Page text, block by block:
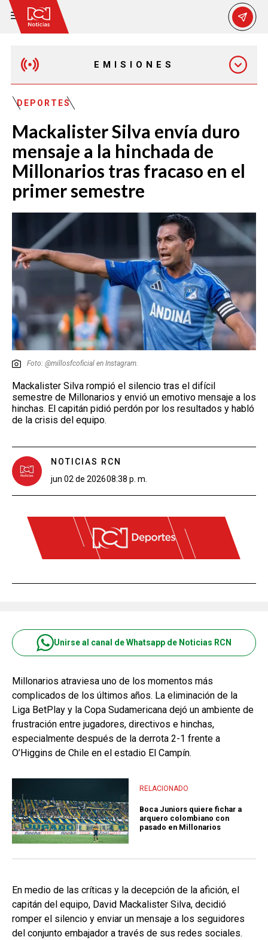
EMISIONES
EMISIÓN 7:00 PM
DEPORTES
Mackalister Silva envía duro
mensaje a la hinchada de
Millonarios tras fracaso en el
primer semestre
Foto: @millosfcoficial en Instagram.
Mackalister Silva rompió el silencio tras el difícil
semestre de Millonarios y envió un emotivo mensaje a los
hinchas. El capitán pidió perdón por los resultados y habló
de la crisis del equipo.
NOTICIAS RCN
jun 02 de 202608:38 p. m.
Unirse al canal de Whatsapp de Noticias RCN
Millonarios atraviesa uno de los momentos más
complicados de los últimos años. La eliminación de la
Liga BetPlay y la Copa Sudamericana dejó un ambiente de
frustración entre jugadores, directivos e hinchas,
especialmente después de la derrota 2-1 frente a
O’Higgins de Chile en el estadio El Campín.
RELACIONADO
Boca Juniors quiere fichar a
arquero colombiano con
pasado en Millonarios
En medio de las críticas y la decepción de la afición, el
capitán del equipo, David Mackalister Silva, decidió
romper el silencio y enviar un mensaje a los seguidores
del conjunto embajador a través de sus redes sociales.